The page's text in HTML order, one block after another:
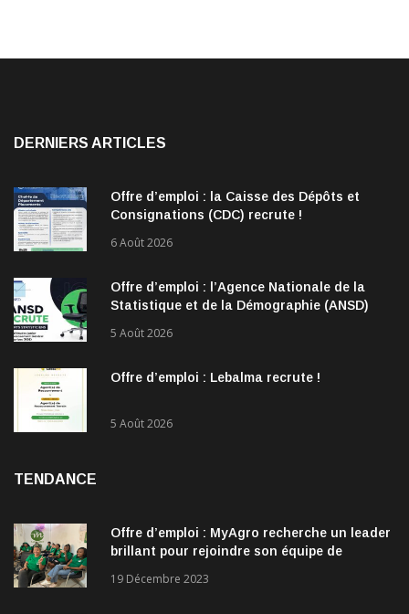
DERNIERS ARTICLES
Offre d’emploi : la Caisse des Dépôts et
Consignations (CDC) recrute !
6 Août 2026
Offre d’emploi : l’Agence Nationale de la
Statistique et de la Démographie (ANSD)
5 Août 2026
Offre d’emploi : Lebalma recrute !
5 Août 2026
TENDANCE
Offre d’emploi : MyAgro recherche un leader
brillant pour rejoindre son équipe de
19 Décembre 2023